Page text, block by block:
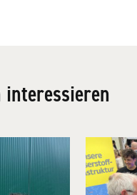
interessieren